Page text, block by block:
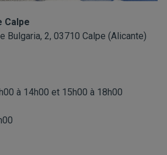
Calpe
Bulgaria, 2, 03710 Calpe (Alicante)
à 14h00 et 15h00 à 18h00